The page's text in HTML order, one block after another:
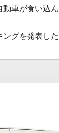
車が食い込ん
グを発表した